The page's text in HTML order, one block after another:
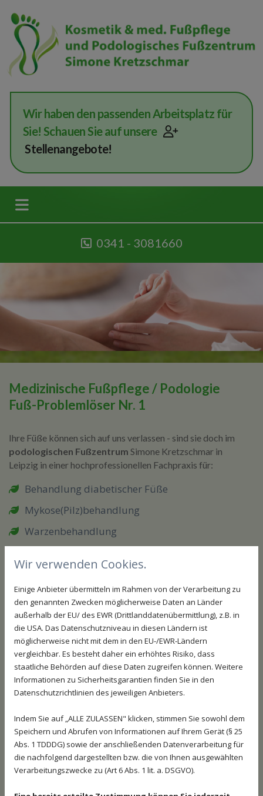
Wir haben den passenden Arbeitsplatz für
Sie! Schauen Sie auf unsere
Stellenangebote!
0341 - 3081660
Medizinische Fußpflege / Podologie
Fuß-Problemlöser Nr. 1
Ihre Füße können sich auf uns verlassen - sind sie doch im
podologischen Fußzentrum Simone Kretzschmar in
Leipzig in einer hochprofessionellen Fachpraxis für:
Behandlung diabetischer Füße
Mykose(Pilz)behandlung
Warzenbehandlung
orthopädische Beratung
Zusammenarbeit mit orthopädischen
Schuhmachern
Maßnahmen zur Druckentlastung / Verkauf von
Druckschutz
künstlicher Nagelersatz
bestens aufgehoben.
Wenn Sie auf Nummer sicher gehen wollen, vereinbaren Sie
einen Termin - wir freuen uns auf Sie.
Wir verwenden Cookies.
Einige Anbieter übermitteln im Rahmen von der Verarbeitung zu
den genannten Zwecken möglicherweise Daten an Länder
außerhalb der EU/ des EWR (Drittlanddatenübermittlung), z.B. in
die USA. Das Datenschutzniveau in diesen Ländern ist
möglicherweise nicht mit dem in den EU-/EWR-Ländern
vergleichbar. Es besteht daher ein erhöhtes Risiko, dass
staatliche Behörden auf diese Daten zugreifen können. Weitere
Informationen zu Sicherheitsgarantien finden Sie in den
Datenschutzrichtlinien des jeweiligen Anbieters.
Indem Sie auf „ALLE ZULASSEN" klicken, stimmen Sie sowohl dem
Speichern und Abrufen von Informationen auf Ihrem Gerät (§ 25
Abs. 1 TDDDG) sowie der anschließenden Datenverarbeitung für
die nachfolgend dargestellten bzw. die von Ihnen ausgewählten
Verarbeitungszwecke zu (Art 6 Abs. 1 lit. a. DSGVO).